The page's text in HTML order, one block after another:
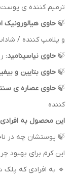
ترمیم کننده ی
🍃 حاوی هیالورونیک
و پلامپ کننده /
🍃 حاوی نیاسینامید:
🍃 حاوی بتایین و
🍃 حاوی عصاره ی
کننده
این محصول به
🍃 پوستشان چه در
این کرم برای بهبود
🔹 به افرادی که پلک